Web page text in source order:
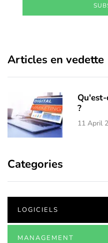
Articles en vedette
?
11 April
Categories
LOGICIELS
MANAGEMENT